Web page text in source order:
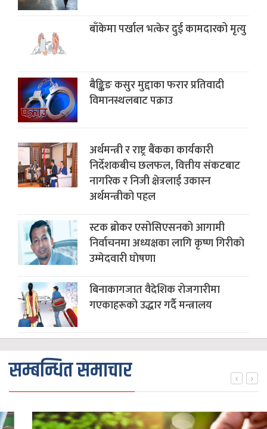
बाँकेमा पर्खाल भत्केर दुई कामदारको मृत्यु
बैङ्किङ कसुर मुद्दाका फरार प्रतिवादी
विमानस्थलबाट पक्राउ
अर्थमन्त्री र राष्ट्र बैंकका कार्यकारी
निर्देशकबीच छलफल, वित्तीय संकटबाट
नागरिक र निजी क्षेत्रलाई उकास्न
अर्थमन्त्रीको पहल
स्टक ब्रोकर एसोसिएसनको आगामी
निर्वाचनमा अध्यक्षका लागि कृष्ण गिरीकाे
उम्मेदवारी घाेषणा
बिनाकागजात वैदेशिक रोजगारीमा
गएकाहरूको उद्धार गर्दै मन्त्रालय
सम्बन्धित समाचार